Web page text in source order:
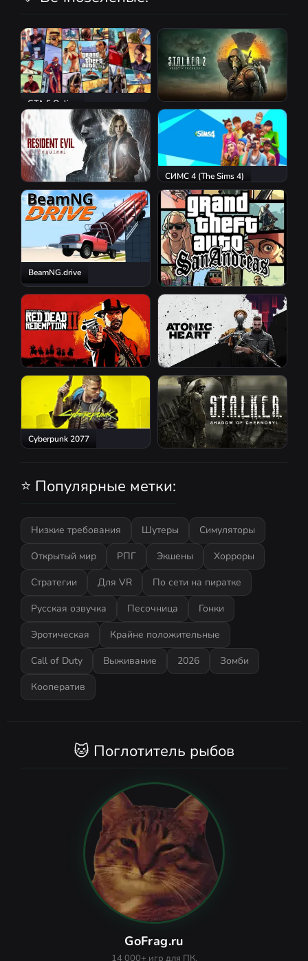
GTA 5 Online
S.T.A.L.K.E.R. 2: Heart of
Chornobyl
Resident Evil Requiem
СИМС 4 (The Sims 4)
BeamNG.drive
GTA San Andreas
Red Dead Redemption 2 Atomic Heart
Cyberpunk 2077
⭐ Популярные метки:
Низкие требования Шутеры
Симуляторы
Открытый мир
РПГ Экшены
Хорроры
Стратегии
Для VR
По сети на пиратке
Русская озвучка
Песочница
Гонки
Эротическая
Крайне положительные
Call of Duty
Выживание 2026
Зомби
Кооператив
🐱 Поглотитель рыбов
GoFrag.ru
14 000+ игр для ПК.